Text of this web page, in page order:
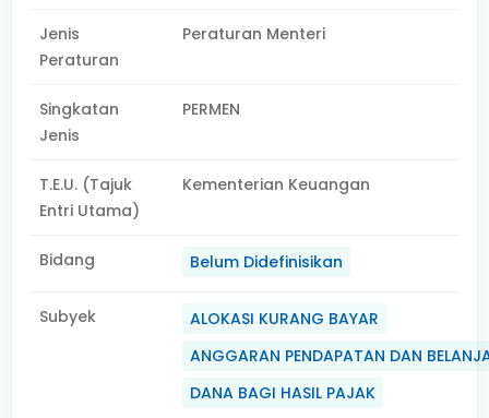
Jenis
Peraturan
Peraturan Menteri
Singkatan
Jenis
PERMEN
T.E.U. (Tajuk
Entri Utama)
Kementerian Keuangan
Bidang Belum Didefinisikan
Subyek
ALOKASI KURANG BAYAR
ANGGARAN PENDAPATAN DAN
DANA BAGI HASIL PAJAK